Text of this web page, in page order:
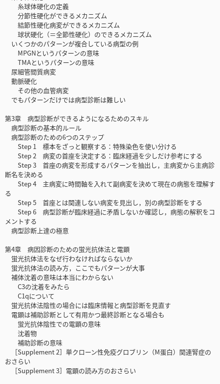
糸球体硬化の定義
分節性硬化ができるメカニズム
結節性硬化病変ができるメカニズム
球状硬化（＝全節性硬化）のできるメカニズム
いくつかのパターンが複合している病型の例
MPGNというパターンの意味
TMAというパターンの意味
尿細管間質病変
動脈硬化
その他の血管病変
でもパターンだけでは病型診断は難しい
第3章 病型診断ができるようになるためのスキル
病型診断の基本的ルール
病型診断のための6つのステップ
Step 1 標本をざっと観察する：特殊染色を使い分ける
Step 2 病変の首座を決定する：臨床経過を少しだけ参考にする
Step 3 首座の病変を形成するパターンを抽出し，主病変から主病診
断名を決める
Step 4 主病変に時間軸を入れて副病変を決めて現在の病態を理解す
る
Step 5 首座とは関連しない病変を見出し，別の病型診断をする
Step 6 病型診断が臨床経過に矛盾しないか確認し，病態の解釈をコ
メントする
病型診断上達の極意
第4章 病因診断のための蛍光抗体法と電顕
蛍光抗体法をなぜ行わなければならないか
蛍光抗体法の読み方，ここでもパターンが大事
補体沈着の意味は本当にわからない
C3の沈着をみたら
C1qについて
蛍光抗体法陰性の場合には臨床情報と病型診断を見直す
電顕は補助診断として有用かつ最終診断となる場合も
蛍光抗体陰性での電顕の意味
沈着物
補助診断の意味
［Supplement 2］単クローン性免疫グロブリン（M蛋白）関連腎症の
おさらい
［Supplement 3］電顕の読み方のおさらい